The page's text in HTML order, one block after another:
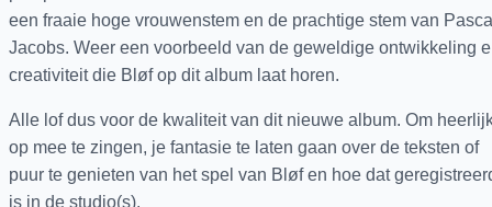
een fraaie hoge vrouwenstem en de prachtige stem van
Jacobs. Weer een voorbeeld van de geweldige ontwikkeling
creativiteit die Bløf op dit album laat horen.
Alle lof dus voor de kwaliteit van dit nieuwe album. Om
op mee te zingen, je fantasie te laten gaan over de teksten of
puur te genieten van het spel van Bløf en hoe dat
is in de studio(s).